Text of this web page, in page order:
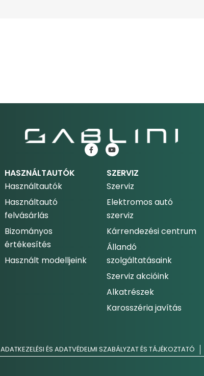
HASZNÁLTAUTÓK
Használtautók
Használtautó
felvásárlás
Bizományos
értékesítés
Használt modelljeink
SZERVIZ
Szerviz
Elektromos autó
szerviz
Kárrendezési centrum
Állandó
szolgáltatásaink
Szerviz akcióink
Alkatrészek
Karosszéria javítás
ADATKEZELÉSI ÉS ADATVÉDELMI SZABÁLYZAT ÉS TÁJÉKOZTATÓ